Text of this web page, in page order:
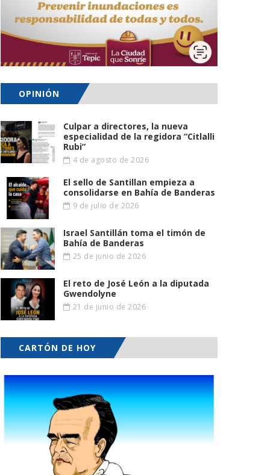
OPINIÓN
Culpar a directores, la nueva
especialidad de la regidora “Citlalli
Rubi”
4 de agosto de 2026
El sello de Santillan empieza a
consolidarse en Bahía de Banderas
9 de julio de 2026
Israel Santillán toma el timón de
Bahía de Banderas
25 de junio de 2026
El reto de José León a la diputada
Gwendolyne
21 de junio de 2026
CARTÓN DE HOY